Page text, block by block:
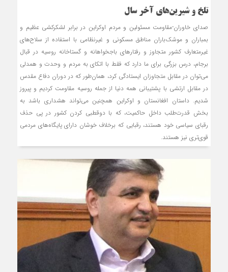
تلخ و شیرین‌های آخر سال
صدای خاوران-مقاومت مسئولین و مردم اوکراین در برابر لشکرکشی عظیم و
بمباران و موشک‌باران مناطق مسکونی و غیرنظامی با استفاده از سلاح‌های
غیرمتعارف کشور متجاوز و رفتارهای باج‏خواهانه و گستاخانه روسیه در قبال
برجام، درس بزرگی برای ما دارد که فقط با اتکای به مردم و وحدت و همدلی
می‌توان در مقابل متجاوزان ایستادگی کرد، همان‌طور که در دوران دفاع مقدس
در مقابل ارتشی با پشتیبانی همه دنیا از جمله روسیه مقاومت کردیم و پیروز
شدیم. داستان افغانستان و اوکراین هم‏چنین می‌تواند هشداری باشد به
بخش قدرت‌طلب داخل حاکمیت، که با دوقطبی کردن کشور در پی حذف
رقبای سیاسی خود هستند، رقبایی که برخلاف خوشان دارای پایگاه‌های مردمی
قوی‌تری نیز هستند.